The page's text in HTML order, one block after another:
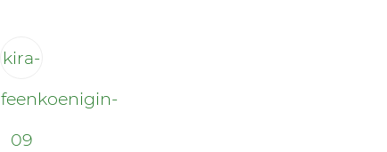
kira-
feenkoenigin-
09